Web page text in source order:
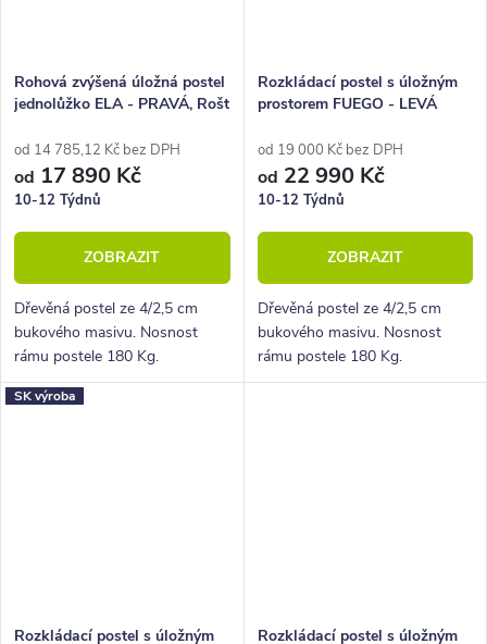
Rohová zvýšená úložná postel
jednolůžko ELA - PRAVÁ, Rošt
od 14 785,12 Kč bez DPH
od 17 890 Kč
10-12 Týdnů
ZOBRAZIT
Dřevěná postel ze 4/2,5 cm
bukového masivu. Nosnost
rámu postele 180 Kg.
Povrchová úprava lakem. Pevná
dřevěná lišta pro rošty.
Rozkládací postel s úložným
prostorem FUEGO - LEVÁ
od 19 000 Kč bez DPH
od 22 990 Kč
10-12 Týdnů
ZOBRAZIT
Dřevěná postel ze 4/2,5 cm
bukového masivu. Nosnost
rámu postele 180 Kg.
Povrchová úprava lakem. Pevná
SK výroba
Rozkládací postel s úložným Rozkládací postel s úložným